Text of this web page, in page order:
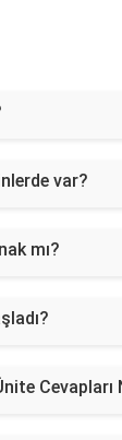
var?
mı?
Cevapları